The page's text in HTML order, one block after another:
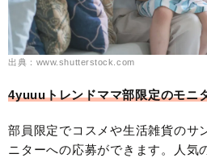
出典：www.shutterstock.com
4yuuuトレンドママ部限定のモニ
部員限定でコスメや生活雑貨のサ
ニターへの応募ができます。人気